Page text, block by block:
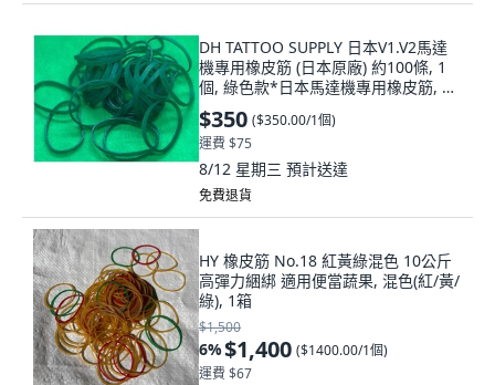
DH TATTOO SUPPLY 日本V1.V2馬達
機專用橡皮筋 (日本原廠) 約100條, 1
個, 綠色款*日本馬達機專用橡皮筋, 綠
色款*日本馬達機專用橡皮筋
$350 ($350.00/1個)
運費 $75
8/12 星期三 預計送達
免費退貨
HY 橡皮筋 No.18 紅黃綠混色 10公斤
高彈力綑綁 適用便當蔬果, 混色(紅/黃/
綠), 1箱
$1,500
6%$1,400 ($1400.00/1個)
運費 $67